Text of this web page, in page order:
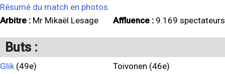
Résumé du match en photos
Arbitre : Mr Mikaël Lesage Affluence : 9.169 spectateurs
Buts :
Glik(49e)
Toivonen (46e)